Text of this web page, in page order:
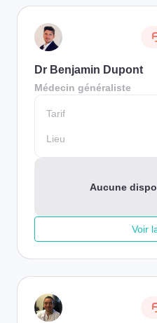
Dr Benjamin Dupont
Médecin généraliste
Tarif
Lieu
Aucune
Voir